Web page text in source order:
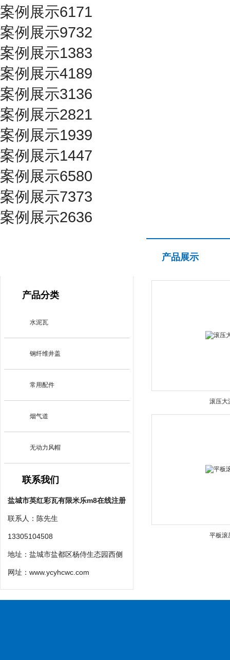
案例展示6171
案例展示9732
案例展示1383
案例展示4189
案例展示3136
案例展示2821
案例展示1939
案例展示1447
案例展示6580
案例展示7373
案例展示2636
产品分类
水泥瓦
钢纤维井盖
常用配件
烟气道
无动力风帽
联系我们
盐城市英红彩瓦有限米乐m8在线注册
联系人：陈先生
13305104508
地址：盐城市盐都区杨侍生态园西侧
网址： www.ycyhcwc.com
产品展示
滚压大
平板滚